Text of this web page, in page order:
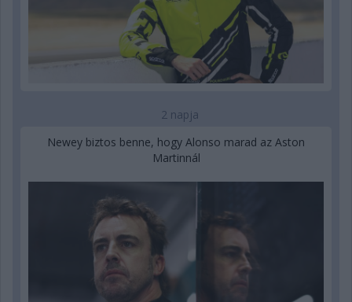
2 napja
Newey biztos benne, hogy Alonso marad az Aston
Martinnál